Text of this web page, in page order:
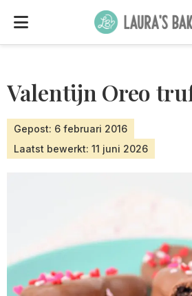
Valentijn Oreo
Gepost: 6 februari 2016
Laatst bewerkt: 11 juni 2026